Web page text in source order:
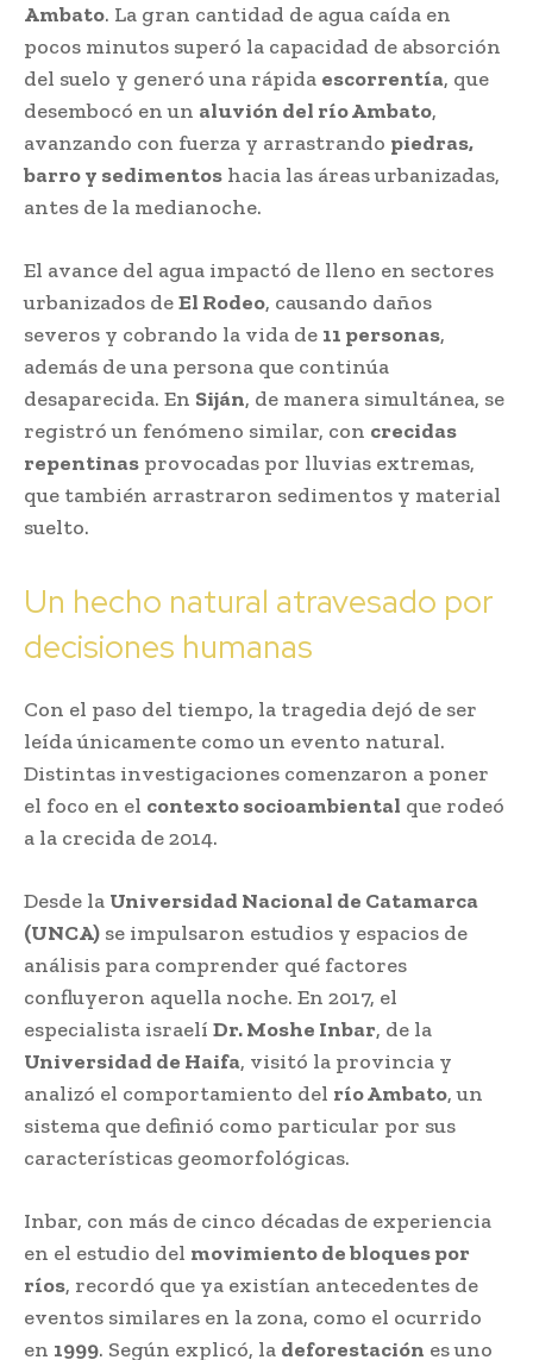
Ambato. La gran cantidad de agua caída en
pocos minutos superó la capacidad de absorción
del suelo y generó una rápida escorrentía, que
desembocó en un aluvión del río Ambato,
avanzando con fuerza y arrastrando piedras,
barro y sedimentos hacia las áreas urbanizadas,
antes de la medianoche.
El avance del agua impactó de lleno en sectores
urbanizados deEl Rodeo, causando daños
severos y cobrando la vida de 11 personas,
además de una persona que continúa
desaparecida. En Siján, de manera simultánea, se
registró un fenómeno similar, con crecidas
repentinas provocadas por lluvias extremas,
que también arrastraron sedimentos y material
suelto.
Un hecho natural atravesado por
decisiones humanas
Con el paso del tiempo, la tragedia dejó de ser
leída únicamente como un evento natural.
Distintas investigaciones comenzaron a poner
el foco en el contexto socioambiental que rodeó
a la crecida de 2014.
Desde la Universidad Nacional de Catamarca
(UNCA) se impulsaron estudios y espacios de
análisis para comprender qué factores
confluyeron aquella noche. En 2017, el
especialista israelí Dr. Moshe Inbar, de la
Universidad de Haifa, visitó la provincia y
analizó el comportamiento del río Ambato, un
sistema que definió como particular por sus
características geomorfológicas.
Inbar, con más de cinco décadas de experiencia
en el estudio del movimiento de bloques por
ríos, recordó que ya existían antecedentes de
eventos similares en la zona, como el ocurrido
en 1999. Según explicó, la deforestación es uno